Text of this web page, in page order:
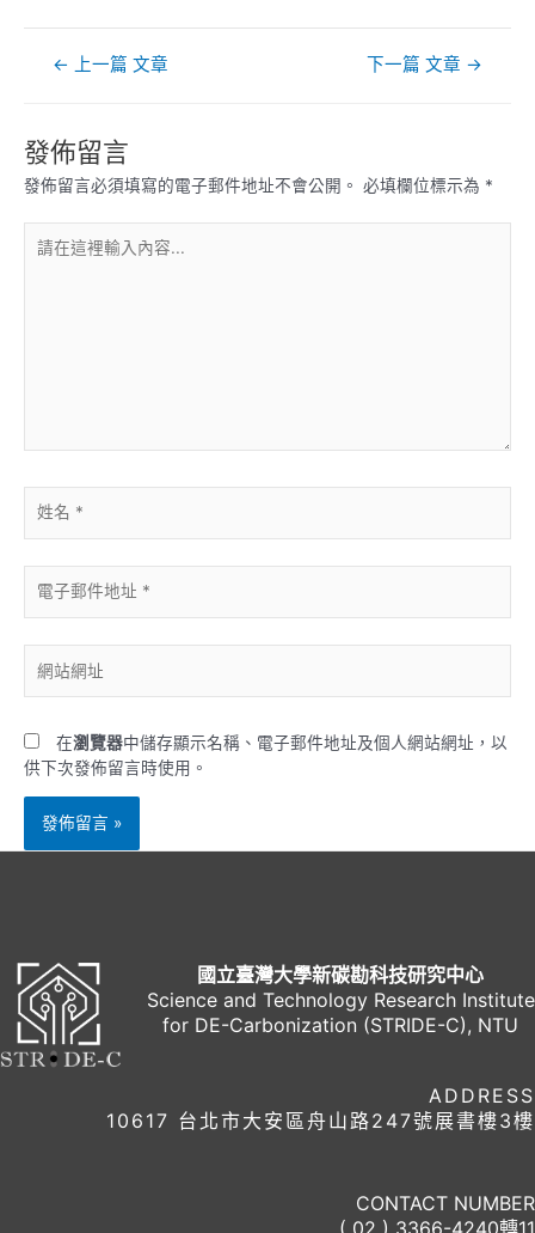
覽
← 上一篇 文章 下一篇 文章 →
發佈留言
發佈留言必須填寫的電子郵件地址不會公開。 必填欄位標示為 *
在
名
地
址
站
址
在瀏覽器中儲存顯示名稱、電子郵件地址及個人網站網址，以
供下次發佈留言時使用。
國立臺灣大學新碳勘科技研究中心
Science and Technology Research Institute
for DE-Carbonization (STRIDE-C), NTU
ADDRESS
10617 台北市大安區舟山路247號展書樓3樓
CONTACT NUMBER
( 02 ) 3366-4240轉11